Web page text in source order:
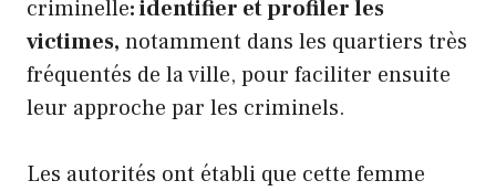
criminelle: identifier et profiler les
victimes, notamment dans les quartiers très
fréquentés de la ville, pour faciliter ensuite
leur approche par les criminels.
Les autorités ont établi que cette femme